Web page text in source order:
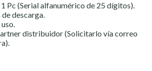
Pc (Serial alfanumérico de 25 dígitos).
descarga.
distribuidor (Solicitarlo vía correo